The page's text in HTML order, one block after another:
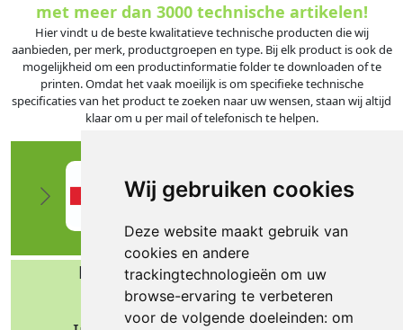
Wij gebruiken cookies
Deze website maakt gebruik van
cookies en andere
trackingtechnologieën om uw
browse-ervaring te verbeteren
voor de volgende doeleinden: om
met meer dan 3000 technische artikelen!
Hier vindt u de beste kwalitatieve technische producten die wij
aanbieden, per merk, productgroepen en type. Bij elk product is ook de
mogelijkheid om een productinformatie folder te downloaden of te
printen. Omdat het vaak moeilijk is om specifieke technische
specificaties van het product te zoeken naar uw wensen, staan wij altijd
klaar om u per mail of telefonisch te helpen.
Bafa b.v. Technische import
Nijverheidsweg 11